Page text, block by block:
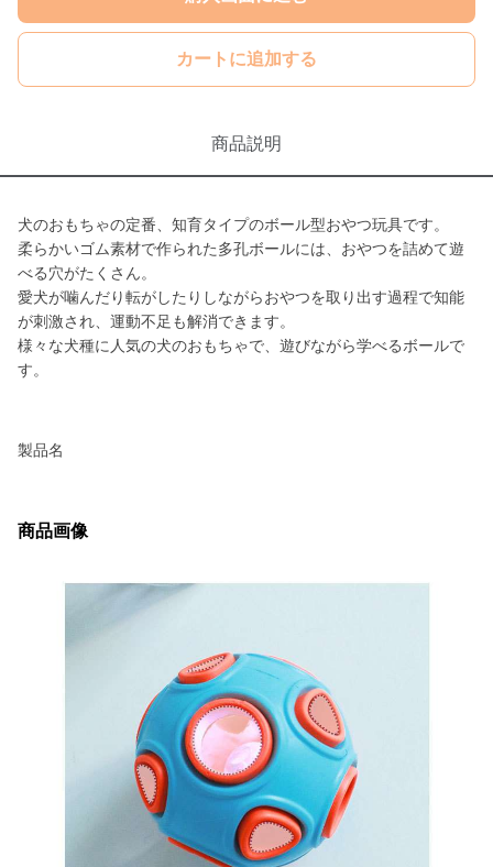
カートに追加する
商品説明
犬のおもちゃの定番、知育タイプのボール型おやつ玩具です。
柔らかいゴム素材で作られた多孔ボールには、おやつを詰めて遊
べる穴がたくさん。
愛犬が噛んだり転がしたりしながらおやつを取り出す過程で知能
が刺激され、運動不足も解消できます。
様々な犬種に人気の犬のおもちゃで、遊びながら学べるボールで
す。
製品名
商品画像